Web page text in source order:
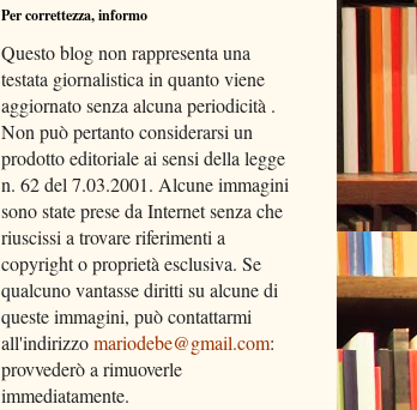
Per correttezza, informo
Questo blog non rappresenta una
testata giornalistica in quanto viene
aggiornato senza alcuna periodicità .
Non può pertanto considerarsi un
prodotto editoriale ai sensi della legge
n. 62 del 7.03.2001. Alcune immagini
sono state prese da Internet senza che
riuscissi a trovare riferimenti a
copyright o proprietà esclusiva. Se
qualcuno vantasse diritti su alcune di
queste immagini, può contattarmi
all'indirizzomariodebe@gmail.com:
provvederò a rimuoverle
immediatamente.